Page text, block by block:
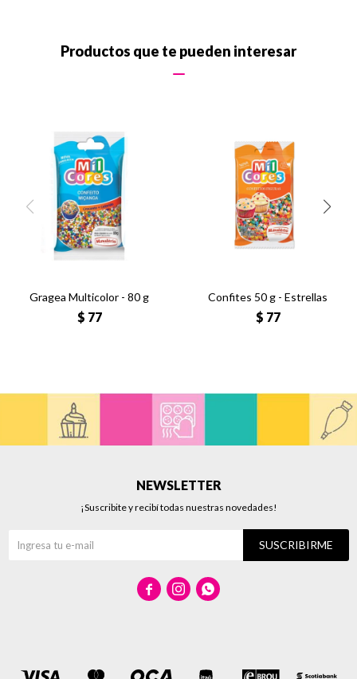
Productos que te pueden interesar
Gragea Multicolor - 80 g
$ 77
Confites 50 g - Estrellas
$ 77
NEWSLETTER
¡Suscribite y recibí todas nuestras novedades!
SUSCRIBIRME
  